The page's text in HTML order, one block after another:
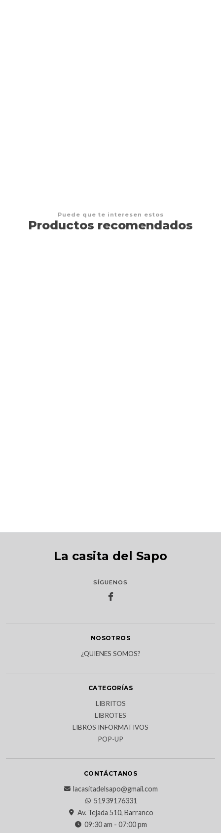
Puede que te interesen estos
Productos recomendados
La casita del Sapo
SÍGUENOS
NOSOTROS
¿QUIENES SOMOS?
CATEGORÍAS
LIBRITOS
LIBROTES
LIBROS INFORMATIVOS
POP-UP
CONTÁCTANOS
lacasitadelsapo@gmail.com
51939176331
Av. Tejada 510, Barranco
09:30 am - 07:00 pm